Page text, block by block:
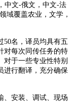
中文-俄文，中文-法
域覆盖农业，文学，
名，译员均具有五
对每次同传任务的特
对于一些专业性特别
进行翻译，充分确保
安装、调试、现场